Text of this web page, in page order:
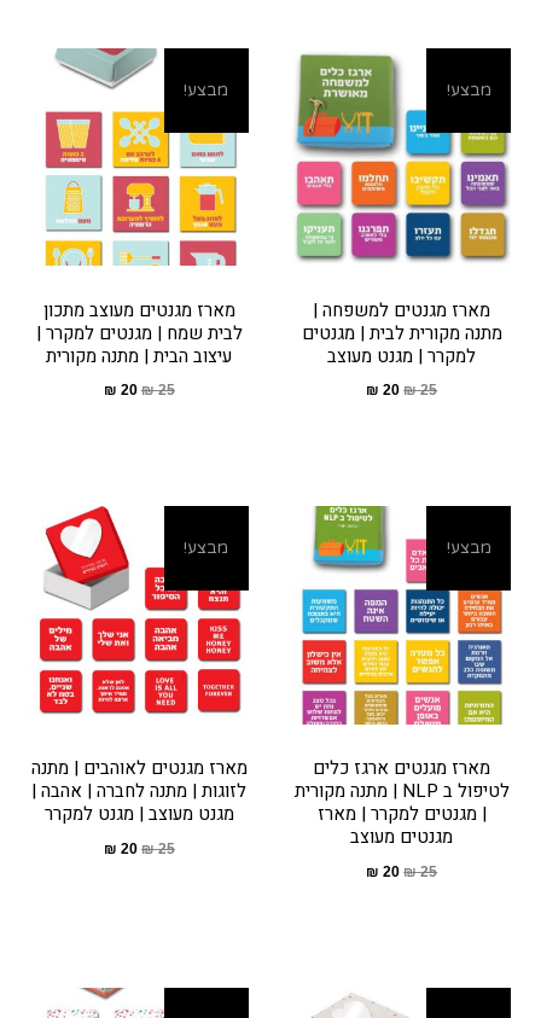
מבצע!
מארז מגנטים למשפחה |
מתנה מקורית לבית | מגנטים
למקרר | מגנט מעוצב
25
₪
20
₪
מבצע!
מארז מגנטים מעוצב מתכון
לבית שמח | מגנטים למקרר |
עיצוב הבית | מתנה מקורית
25
₪
20
₪
מבצע!
מארז מגנטים ארגז כלים
לטיפול ב NLP | מתנה מקורית
| מגנטים למקרר | מארז
מגנטים מעוצב
25
₪
20
₪
מבצע!
מארז מגנטים לאוהבים | מתנה
לזוגות | מתנה לחברה | אהבה |
מגנט מעוצב | מגנט למקרר
25
₪
20
₪